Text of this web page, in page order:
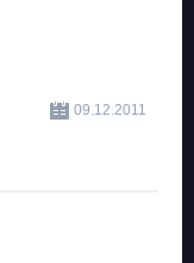
09.12.2011